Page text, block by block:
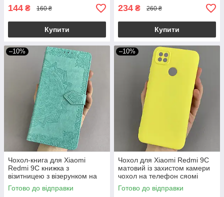
144 ₴ 160 ₴
Купити
234 ₴ 260 ₴
Купити
–10%
Чохол-книга для Xiaomi
Redmi 9C книжка з
візитницею з візерунком на
телефон сяомі редмі 9с
бірюзова art
Готово до відправки
–10%
Чохол для Xiaomi Redmi 9C
матовий із захистом камери
чохол на телефон сяомі
редмі 9с жовтий cfa
Готово до відправки